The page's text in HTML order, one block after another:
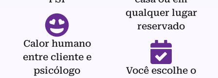
Calor humano
entre cliente e
psicólogo
qualquer lugar
reservado
Você escolhe o